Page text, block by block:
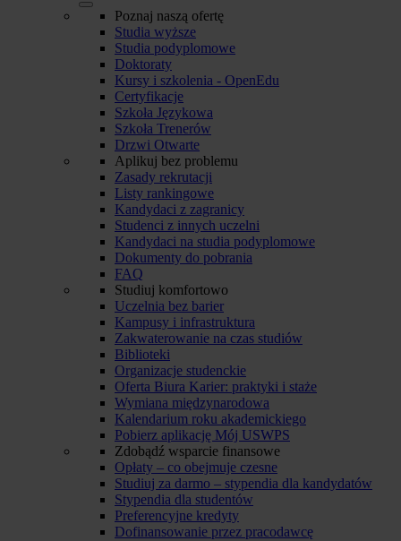
Poznaj naszą ofertę
Studia wyższe
Studia podyplomowe
Doktoraty
Kursy i szkolenia - OpenEdu
Certyfikacje
Szkoła Językowa
Szkoła Trenerów
Drzwi Otwarte
Aplikuj bez problemu
Zasady rekrutacji
Listy rankingowe
Kandydaci z zagranicy
Studenci z innych uczelni
Kandydaci na studia podyplomowe
Dokumenty do pobrania
FAQ
Studiuj komfortowo
Uczelnia bez barier
Kampusy i infrastruktura
Zakwaterowanie na czas studiów
Biblioteki
Organizacje studenckie
Oferta Biura Karier: praktyki i staże
Wymiana międzynarodowa
Kalendarium roku akademickiego
Pobierz aplikację Mój USWPS
Zdobądź wsparcie finansowe
Opłaty – co obejmuje czesne
Studiuj za darmo – stypendia dla kandydatów
Stypendia dla studentów
Preferencyjne kredyty
Dofinansowanie przez pracodawcę